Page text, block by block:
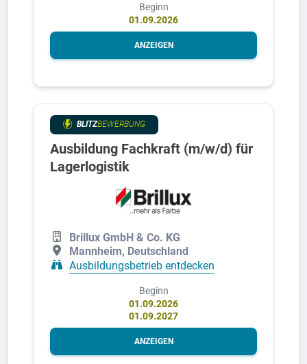
Beginn
01.09.2026
ANZEIGEN
BLITZBEWERBUNG
Ausbildung Fachkraft (m/w/d) für
Lagerlogistik
Brillux GmbH & Co. KG
Mannheim, Deutschland
Ausbildungsbetrieb entdecken
Beginn
01.09.2026
01.09.2027
ANZEIGEN